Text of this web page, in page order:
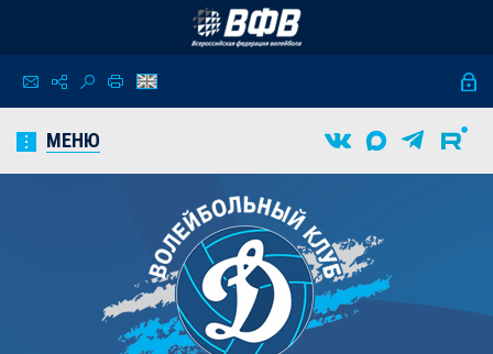
МЕНЮ